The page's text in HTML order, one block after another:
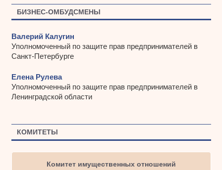
БИЗНЕС-ОМБУДСМЕНЫ
Валерий Калугин
Уполномоченный по защите прав предпринимателей в
Санкт-Петербурге
Елена Рулева
Уполномоченный по защите прав предпринимателей в
Ленинградской области
КОМИТЕТЫ
Комитет имущественных отношений